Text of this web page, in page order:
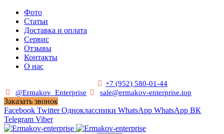
Фото
Статьи
Доставка и оплата
Сервис
Отзывы
Контакты
О нас
+7 (952) 580-01-44
@Ermakov_Enterprise
sale@ermakov-enterprise.top
Заказать звонок
Facebook Twitter Одноклассники WhatsApp WhatsApp ВК
Telegram Viber